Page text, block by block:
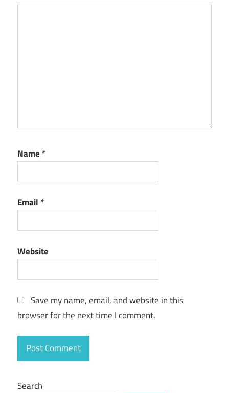
Name *
Email *
Website
Save my name, email, and website in this
browser for the next time I comment.
Search